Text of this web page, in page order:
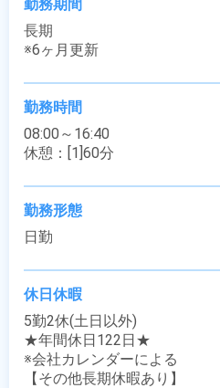
勤務期間
長期
※6ヶ月更新
勤務時間
08:00～16:40
休憩：[1]60分
勤務形態
日勤
休日休暇
5勤2休(土日以外)
★年間休日122日★
※会社カレンダーによる
【その他長期休暇あり】